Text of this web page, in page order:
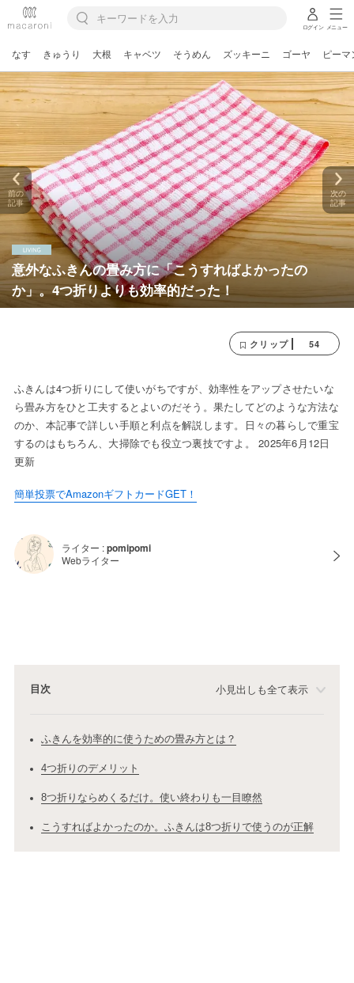
ログイン メニュー
なす きゅうり 大根 キャベツ そうめん ズッキーニ ゴーヤ ピーマ
意外なふきんの畳み方に「こうすればよかったの
か」。4つ折りよりも効率的だった！
前の
記事
次の
記事
クリップ 54
ふきんは4つ折りにして使いがちですが、効率性をアップさせたいな
ら畳み方をひと工夫するとよいのだそう。果たしてどのような方法な
のか、本記事で詳しい手順と利点を解説します。日々の暮らしで重宝
するのはもちろん、大掃除でも役立つ裏技ですよ。 2025年6月12日
更新
簡単投票でAmazonギフトカードGET！
ライター :pomipomi
Webライター
目次 小見出しも全て表示
ふきんを効率的に使うための畳み方とは？
4つ折りのデメリット
8つ折りならめくるだけ。使い終わりも一目瞭然
こうすればよかったのか。ふきんは8つ折りで使うのが正解